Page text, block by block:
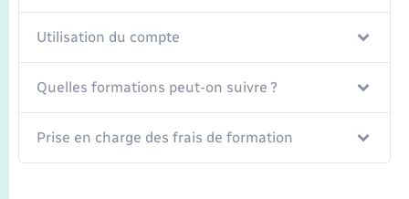
Utilisation du compte
Quelles formations peut-on suivre ?
Prise en charge des frais de formation